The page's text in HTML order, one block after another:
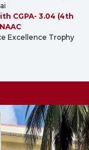
CGPA- 3.04 (4th
Excellence Trophy